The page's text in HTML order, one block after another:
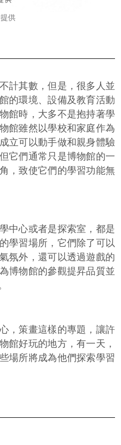
供
計其數，但是，很多人並
的環境、設備及教育活動
館時，大多不是抱持著學
館雖然以學校和家庭作為
立可以動手做和親身體驗
它們通常只是博物館的一
，致使它們的學習功能無
中心或者是探索室，都是
學習場所，它們除了可以
氛外，還可以透過遊戲的
博物館的參觀提昇品質並
，策畫這樣的專題，讓許
館好玩的地方，有一天，
場所將成為他們探索學習